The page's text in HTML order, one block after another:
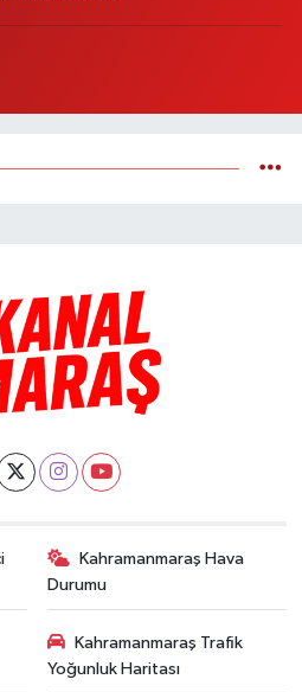
Kahramanmaraş Hava
Durumu
Kahramanmaraş Trafik
Yoğunluk Haritası